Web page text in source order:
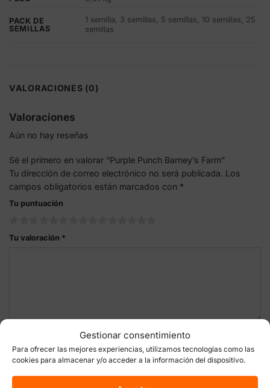
Gestionar consentimiento
Para ofrecer las mejores experiencias, utilizamos tecnologías como las
cookies para almacenar y/o acceder a la información del dispositivo.
PACK DE
SEMILLAS
1 semilla, 3 semillas, 5 semillas, 10 semillas, 25
semillas
VALORACIONES (0)
Valoraciones
Aún no hay reseñas
Sé el primero en valorar “Purple Punch Barney’s Farm”
Tu dirección de correo electrónico no será publicada. Los
campos obligatorios están marcados con *
Tu puntuación
Tu valoración *